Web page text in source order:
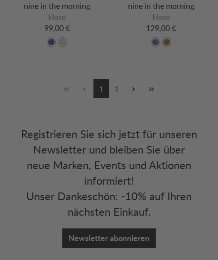
nine in the morning
Hose
99,00 €
nine in the morning
Hose
129,00 €
1 2
Registrieren Sie sich jetzt für unseren
Newsletter und bleiben Sie über
neue Marken, Events und Aktionen
informiert!
Unser Dankeschön: -10% auf Ihren
nächsten Einkauf.
Newsletter abonnieren